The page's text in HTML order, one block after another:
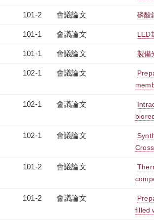
101-2 會議論文 磷酸
101-1 會議論文 LED
101-1 會議論文 製備
102-1 會議論文
102-1 會議論文
102-1 會議論文
101-2 會議論文
101-2 會議論文
filled